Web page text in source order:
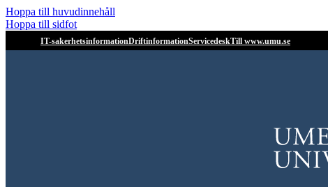
Hoppa till huvudinnehåll
Hoppa till sidfot
IT-sakerhetsinformationDriftinformationServicedeskTill www.umu.se